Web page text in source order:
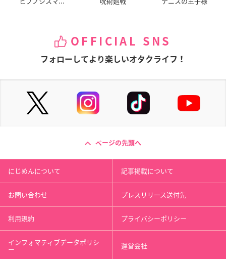
OFFICIAL SNS
フォローしてより楽しいオタクライフ！
ページの先頭へ
にじめんについて 記事掲載について
お問い合わせ プレスリリース送付先
利用規約 プライバシーポリシー
インフォマティブデータポリシ
ー 運営会社